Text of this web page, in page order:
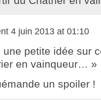
4 juin 2013 at 01:10
une petite idée sur
en vainqueur… »
un spoiler !